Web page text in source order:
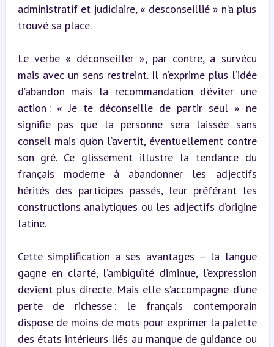
administratif et judiciaire, « desconseillié » n’a plus
trouvé sa place.
Le verbe « déconseiller », par contre, a survécu
mais avec un sens restreint. Il n’exprime plus l’idée
d’abandon mais la recommandation d’éviter une
action : « Je te déconseille de partir seul » ne
signifie pas que la personne sera laissée sans
conseil mais qu’on l’avertit, éventuellement contre
son gré. Ce glissement illustre la tendance du
français moderne à abandonner les adjectifs
hérités des participes passés, leur préférant les
constructions analytiques ou les adjectifs d’origine
latine.
Cette simplification a ses avantages – la langue
gagne en clarté, l’ambiguïté diminue, l’expression
devient plus directe. Mais elle s’accompagne d’une
perte de richesse : le français contemporain
dispose de moins de mots pour exprimer la palette
des états intérieurs liés au manque de guidance ou